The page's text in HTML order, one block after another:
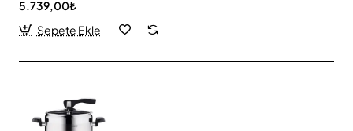
5.739,00₺
Sepete Ekle